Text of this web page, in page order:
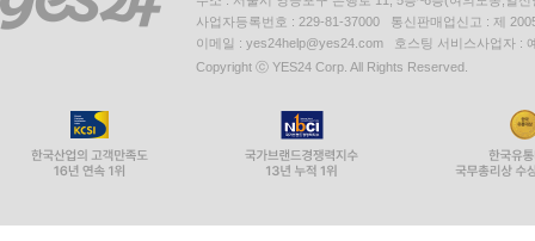
사업자등록번호 : 229-81-37000 통신판매업신고 : 제
이메일 : yes24help@yes24.com 호스팅 서비스사업자 :
Copyright ⓒ YES24 Corp. All Rights Reserved.